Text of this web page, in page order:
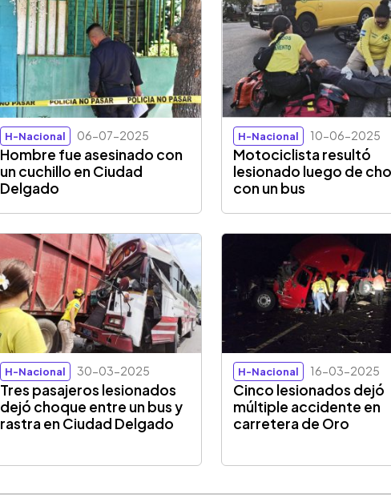
H-Nacional 06-07-2025
Hombre fue asesinado con
un cuchillo en Ciudad
Delgado
H-Nacional 10-06-2025
Motociclista resultó
lesionado luego de
con un bus
H-Nacional 30-03-2025
Tres pasajeros lesionados
dejó choque entre un bus y
rastra en Ciudad Delgado
H-Nacional 16-03-2025
Cinco lesionados dejó
múltiple accidente en
carretera de Oro